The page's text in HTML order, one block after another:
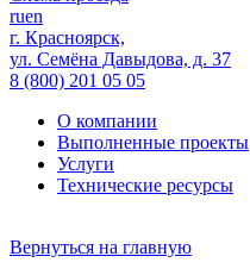
ruen
г. Красноярск,
ул. Семёна Давыдова, д. 37
8 (800) 201 05 05
О компании
Выполненные проекты
Услуги
Технические ресурсы
Вернуться на главную